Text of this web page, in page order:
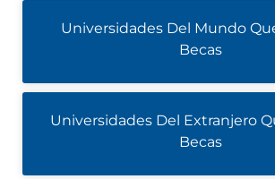
Universidades Del Mundo
Becas
Universidades Del Extranjero
Becas